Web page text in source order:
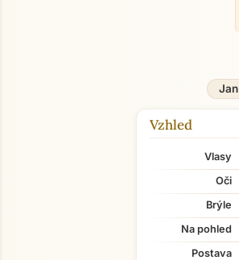
Jan
Vzhled
Vlasy
Oči
Brýle
Na pohled
Postava